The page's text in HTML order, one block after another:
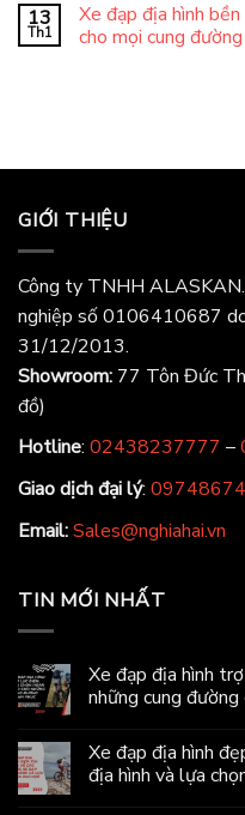
13
Th1
Xe đạp địa hình
cho mọi cung
GIỚI THIỆU
Công ty TNHH ALASKAN.
nghiệp số 0106410687
31/12/2013.
Showroom: 77 Tôn Đức
đồ)
Hotline: 02438237777 –
Giao dịch đại lý:
Email:Sales@nghiahai.vn
TIN MỚI NHẤT
Xe đạp địa hình
những cung
Xe đạp địa hình
địa hình và lựa